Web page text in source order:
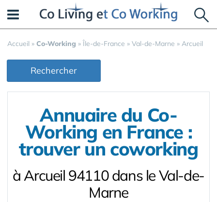
Accueil » Co-Working » Île-de-France » Val-de-Marne » Arcueil
Rechercher
Annuaire du Co-
Working en France :
trouver un coworking
à Arcueil 94110 dans le Val-de-
Marne
Panneau de gestion des cookies